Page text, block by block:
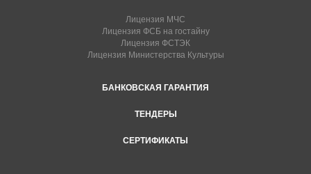
Лицензия МЧС
Лицензия ФСБ на гостайну
Лицензия ФСТЭК
Лицензия Министерства Культуры
БАНКОВСКАЯ ГАРАНТИЯ
ТЕНДЕРЫ
СЕРТИФИКАТЫ